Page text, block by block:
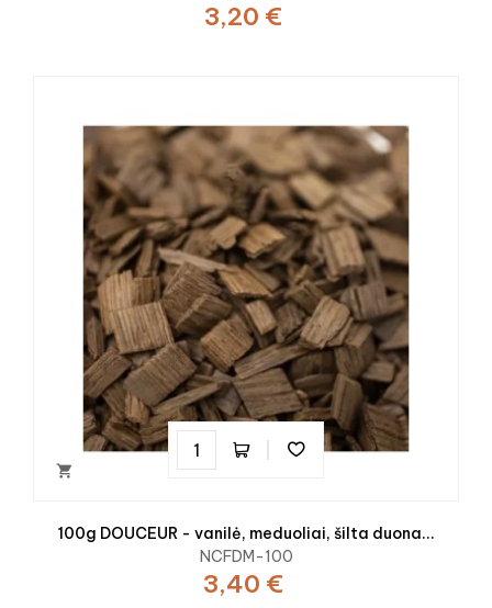
3,20 €

100g DOUCEUR - vanilė, meduoliai, šilta duona...
NCFDM-100
3,40 €